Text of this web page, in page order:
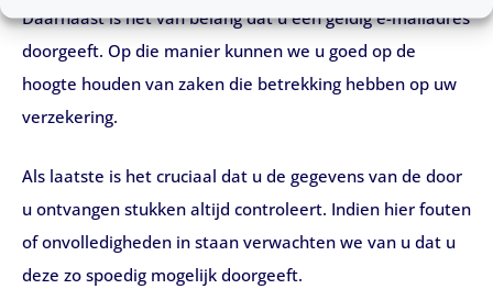
Daarnaast is het van belang dat u een geldig e-mailadres
doorgeeft. Op die manier kunnen we u goed op de
hoogte houden van zaken die betrekking hebben op uw
verzekering.
Als laatste is het cruciaal dat u de gegevens van de door
u ontvangen stukken altijd controleert. Indien hier fouten
of onvolledigheden in staan verwachten we van u dat u
deze zo spoedig mogelijk doorgeeft.